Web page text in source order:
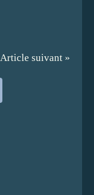
Article suivant »